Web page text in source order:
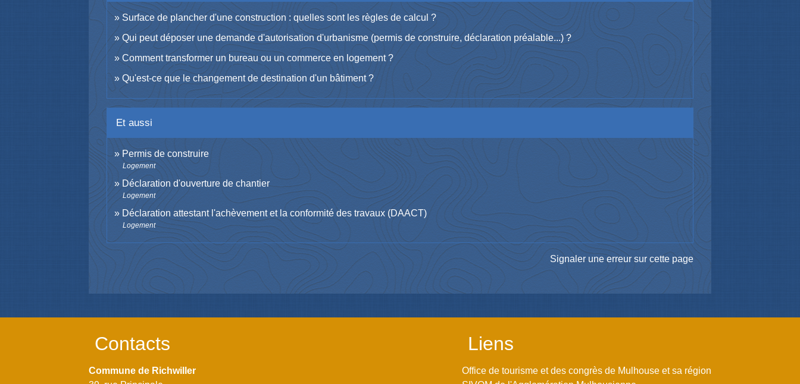
Surface de plancher d'une construction : quelles sont les règles de calcul ?
Qui peut déposer une demande d'autorisation d'urbanisme (permis de construire, déclaration préalable...) ?
Comment transformer un bureau ou un commerce en logement ?
Qu'est-ce que le changement de destination d'un bâtiment ?
Et aussi
Permis de construire
Logement
Déclaration d'ouverture de chantier
Logement
Déclaration attestant l'achèvement et la conformité des travaux (DAACT)
Logement
Signaler une erreur sur cette page
Contacts
Commune de Richwiller
Liens
Office de tourisme et des congrès de Mulhouse et sa région